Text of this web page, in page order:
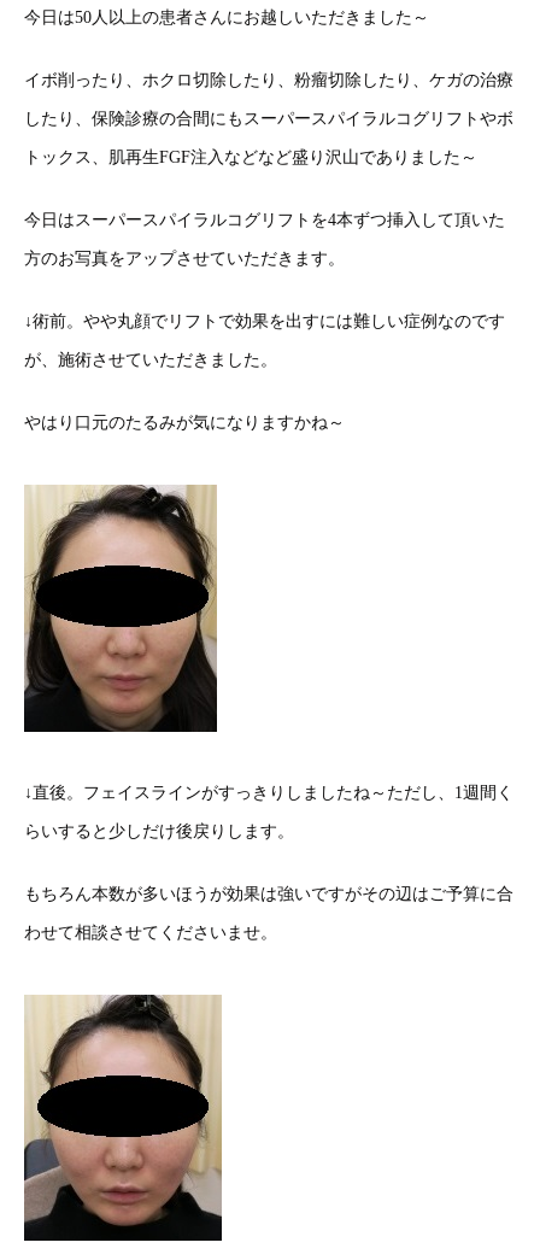
今日は50人以上の患者さんにお越しいただきました～
イボ削ったり、ホクロ切除したり、粉瘤切除したり、ケガの治療
したり、保険診療の合間にもスーパースパイラルコグリフトやボ
トックス、肌再生FGF注入などなど盛り沢山でありました～
今日はスーパースパイラルコグリフトを4本ずつ挿入して頂いた
方のお写真をアップさせていただきます。
↓術前。やや丸顔でリフトで効果を出すには難しい症例なのです
が、施術させていただきました。
やはり口元のたるみが気になりますかね～
↓直後。フェイスラインがすっきりしましたね～ただし、1週間く
らいすると少しだけ後戻りします。
もちろん本数が多いほうが効果は強いですがその辺はご予算に合
わせて相談させてくださいませ。